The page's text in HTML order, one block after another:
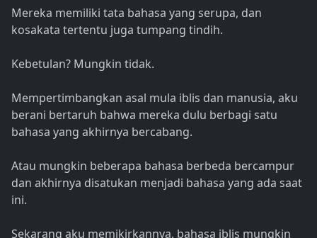
Mereka memiliki tata bahasa yang serupa, dan
kosakata tertentu juga tumpang tindih.
Kebetulan? Mungkin tidak.
Mempertimbangkan asal mula iblis dan manusia, aku
berani bertaruh bahwa mereka dulu berbagi satu
bahasa yang akhirnya bercabang.
Atau mungkin beberapa bahasa berbeda bercampur
dan akhirnya disatukan menjadi bahasa yang ada saat
ini.
Sekarang aku memikirkannya, bahasa iblis mungkin